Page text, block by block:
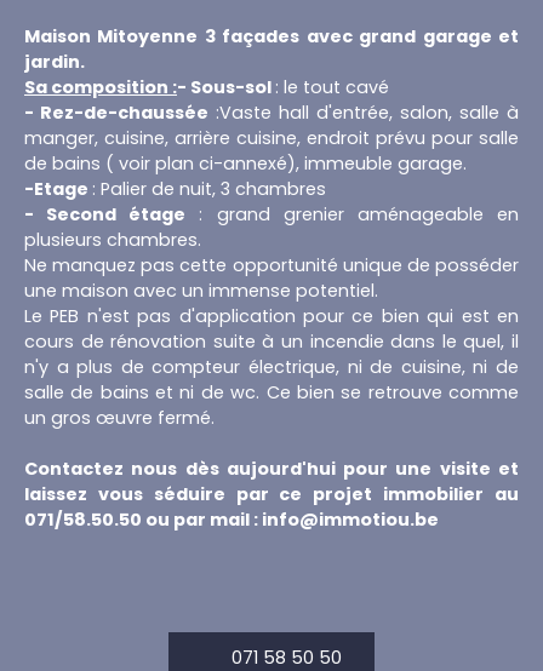
Maison Mitoyenne 3 façades avec grand garage et
jardin.
Sa composition :- Sous-sol : le tout cavé
- Rez-de-chaussée :Vaste hall d'entrée, salon, salle à
manger, cuisine, arrière cuisine, endroit prévu pour salle
de bains ( voir plan ci-annexé), immeuble garage.
-Etage : Palier de nuit, 3 chambres
- Second étage : grand grenier aménageable en
plusieurs chambres.
Ne manquez pas cette opportunité unique de posséder
une maison avec un immense potentiel.
Le PEB n'est pas d'application pour ce bien qui est en
cours de rénovation suite à un incendie dans le quel, il
n'y a plus de compteur électrique, ni de cuisine, ni de
salle de bains et ni de wc. Ce bien se retrouve comme
un gros œuvre fermé.
Contactez nous dès aujourd'hui pour une visite et
laissez vous séduire par ce projet immobilier au
071/58.50.50 ou par mail : info@immotiou.be
071 58 50 50